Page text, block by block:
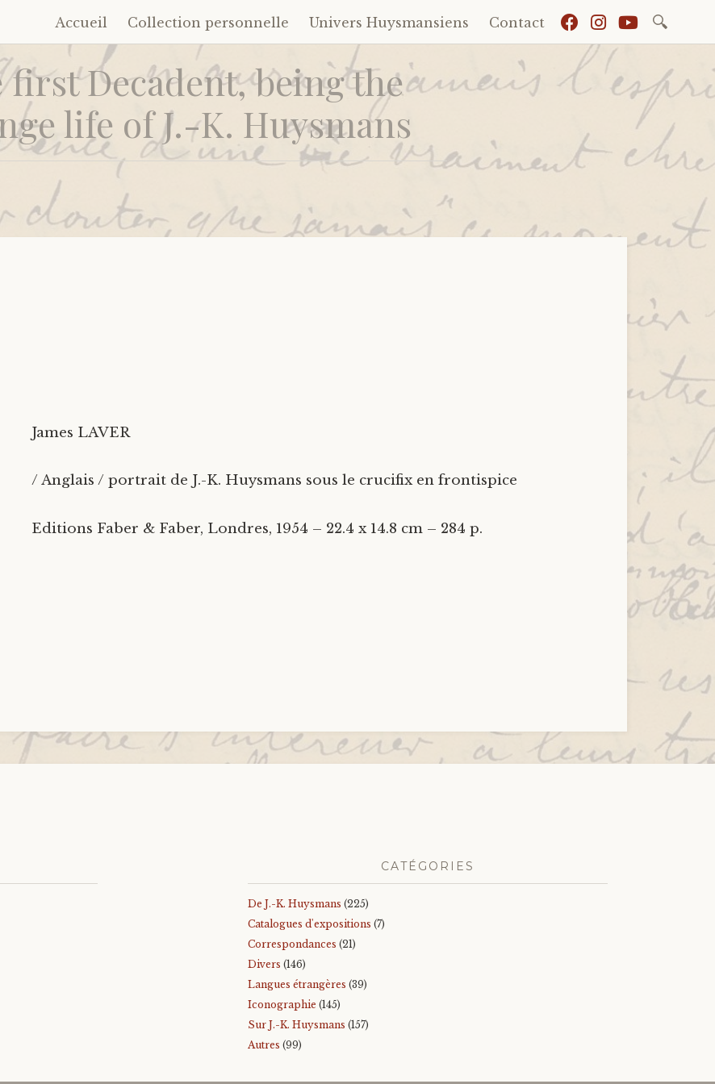
Accéder
au
contenu
principal
Accueil Collection personnelle Univers Huysmansiens Contact
first Decadent, being the
life of J.-K. Huysmans
James LAVER
/ Anglais / portrait de J.-K. Huysmans sous le crucifix en frontispice
Editions Faber & Faber, Londres, 1954 – 22.4 x 14.8 cm – 284 p.
CATÉGORIES
De J.-K. Huysmans (225)
Catalogues d'expositions (7)
Correspondances (21)
Divers (146)
Langues étrangères (39)
Iconographie (145)
Sur J.-K. Huysmans (157)
Autres (99)